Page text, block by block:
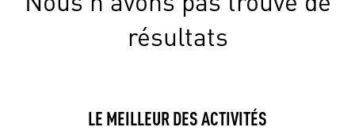
résultats
LE MEILLEUR DES ACTIVITÉS